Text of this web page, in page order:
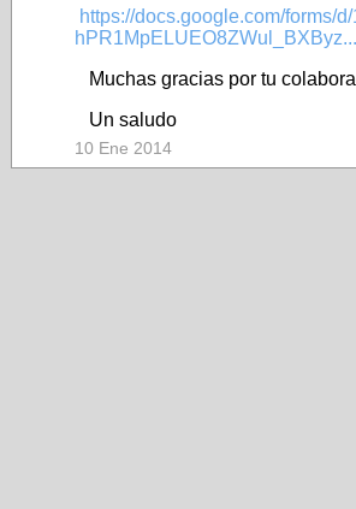
https://docs.google.com/forms/
hPR1MpELUEO8ZWul_BXByz...
Muchas gracias por tu
Un saludo
10 Ene 2014